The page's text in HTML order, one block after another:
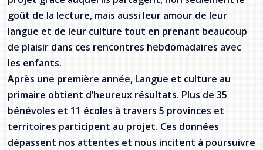
goût de la lecture, mais aussi leur amour de leur
langue et de leur culture tout en prenant beaucoup
de plaisir dans ces rencontres hebdomadaires avec
les enfants.
Après une première année, Langue et culture au
primaire obtient d’heureux résultats. Plus de 35
bénévoles et 11 écoles à travers 5 provinces et
territoires participent au projet. Ces données
dépassent nos attentes et nous incitent à poursuivre